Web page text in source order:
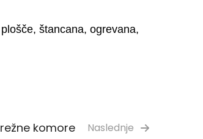
štancana, ogrevana,
Naslednje
komore